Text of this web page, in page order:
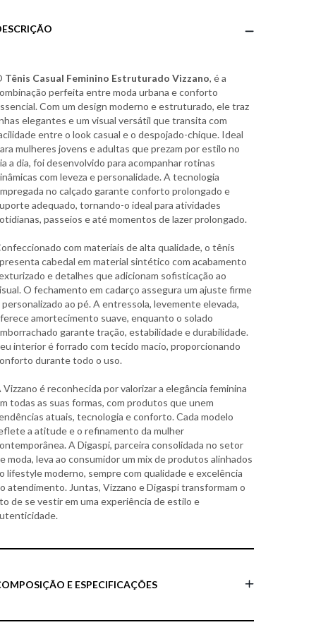
Tênis Casual Feminino Estruturado Vizzano, é a
perfeita entre moda urbana e conforto
Com um design moderno e estruturado, ele traz
elegantes e um visual versátil que transita com
entre o look casual e o despojado-chique. Ideal
mulheres jovens e adultas que prezam por estilo no
a dia, foi desenvolvido para acompanhar rotinas
com leveza e personalidade. A tecnologia
no calçado garante conforto prolongado e
adequado, tornando-o ideal para atividades
passeios e até momentos de lazer prolongado.
com materiais de alta qualidade, o tênis
cabedal em material sintético com acabamento
e detalhes que adicionam sofisticação ao
O fechamento em cadarço assegura um ajuste firme
personalizado ao pé. A entressola, levemente elevada,
amortecimento suave, enquanto o solado
garante tração, estabilidade e durabilidade.
interior é forrado com tecido macio, proporcionando
durante todo o uso.
Vizzano é reconhecida por valorizar a elegância feminina
todas as suas formas, com produtos que unem
atuais, tecnologia e conforto. Cada modelo
a atitude e o refinamento da mulher
A Digaspi, parceira consolidada no setor
moda, leva ao consumidor um mix de produtos alinhados
lifestyle moderno, sempre com qualidade e excelência
atendimento. Juntas, Vizzano e Digaspi transformam o
de se vestir em uma experiência de estilo e
E ESPECIFICAÇÕES